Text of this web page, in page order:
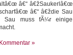
â€“ â€žSaukerlâ€œ
â€“ â€ždie Sau
Sau muss fÃ¼r einige
»